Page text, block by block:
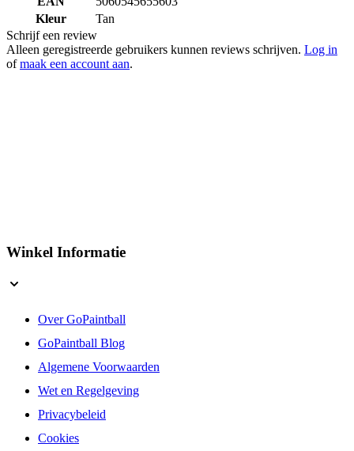
Kleur
Tan
Schrijf een review
Alleen geregistreerde gebruikers kunnen reviews schrijven. Log in
ofmaak een account aan.
Winkel Informatie
Over GoPaintball
GoPaintball Blog
Algemene Voorwaarden
Wet en Regelgeving
Privacybeleid
Cookies